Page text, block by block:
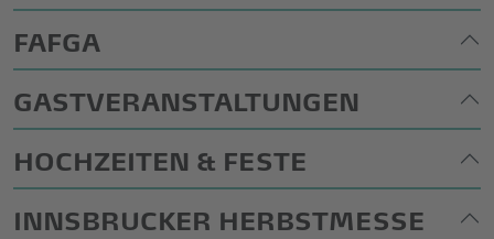
FAFGA
GASTVERANSTALTUNGEN
HOCHZEITEN & FESTE
INNSBRUCKER HERBSTMESSE